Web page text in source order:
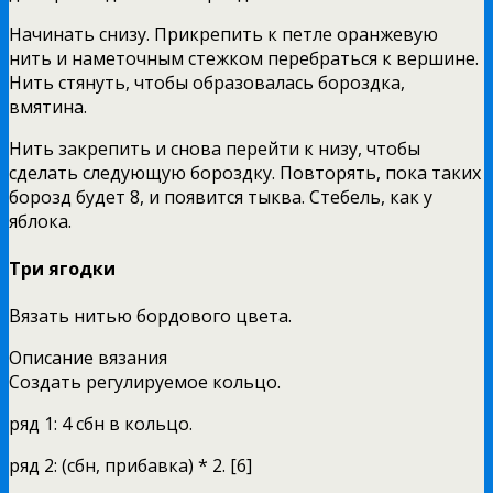
Начинать снизу. Прикрепить к петле оранжевую
нить и наметочным стежком перебраться к вершине.
Нить стянуть, чтобы образовалась бороздка,
вмятина.
Нить закрепить и снова перейти к низу, чтобы
сделать следующую бороздку. Повторять, пока таких
борозд будет 8, и появится тыква. Стебель, как у
яблока.
Три ягодки
Вязать нитью бордового цвета.
Описание вязания
Создать регулируемое кольцо.
ряд 1: 4 сбн в кольцо.
ряд 2: (сбн, прибавка) * 2. [6]